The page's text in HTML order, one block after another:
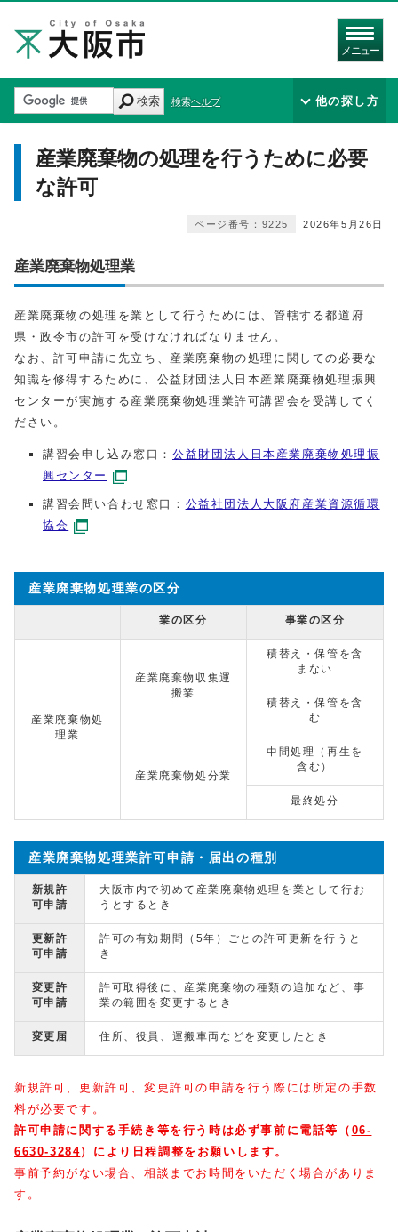
メニュー
検索 検索ヘルプ 他の探し方
産業廃棄物の処理を行うために必要
な許可
2026年5月26日
ページ番号：9225
産業廃棄物処理業
産業廃棄物の処理を業として行うためには、管轄する都道府
県・政令市の許可を受けなければなりません。
なお、許可申請に先立ち、産業廃棄物の処理に関しての必要な
知識を修得するために、公益財団法人日本産業廃棄物処理振興
センターが実施する産業廃棄物処理業許可講習会を受講してく
ださい。
講習会申し込み窓口： 公益財団法人日本産業廃棄物処理振
興センター
講習会問い合わせ窓口： 公益社団法人大阪府産業資源循環
協会
産業廃棄物処理業の区分
業の区分 事業の区分
産業廃棄物処
理業
産業廃棄物収集運
搬業
積替え・保管を含
まない
積替え・保管を含
む
産業廃棄物処分業
中間処理（再生を
含む）
最終処分
産業廃棄物処理業許可申請・届出の種別
新規許
可申請
大阪市内で初めて産業廃棄物処理を業として行お
うとするとき
更新許
可申請
許可の有効期間（5年）ごとの許可更新を行うと
き
変更許
可申請
許可取得後に、産業廃棄物の種類の追加など、事
業の範囲を変更するとき
変更届 住所、役員、運搬車両などを変更したとき
新規許可、更新許可、変更許可の申請を行う際には所定の手数
料が必要です。
許可申請に関する手続き等を行う時は必ず事前に電話等 （ 06-
6630-3284） により日程調整をお願いします。
事前予約がない場合、相談までお時間をいただく場合がありま
す。